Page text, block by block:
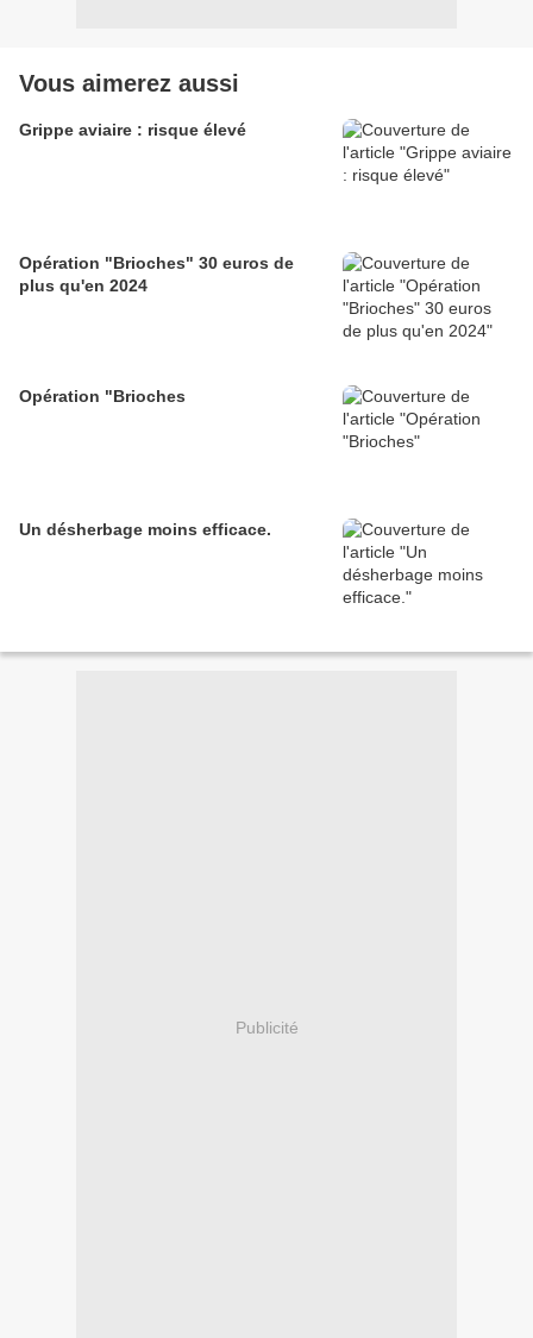
Vous aimerez aussi
Grippe aviaire : risque élevé
Opération "Brioches" 30 euros de
plus qu'en 2024
Opération "Brioches
Un désherbage moins efficace.
Publicité